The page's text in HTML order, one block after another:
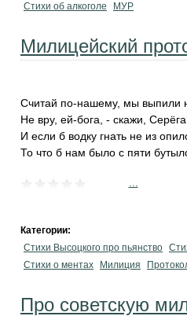
Стихи об алкоголе
МУР
Милицейский
Считай по-нашему, мы выпили
Не вру, ей-бога, - скажи,
И если б водку гнать не из
То что б нам было с пяти
Категории:
Стихи Высоцкого про пьянство
Стихи о ментах
Милиция
Про советскую